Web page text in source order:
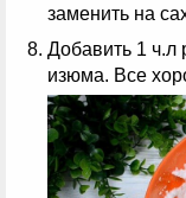
заменить на
Добавить 1 ч.л
изюма. Все